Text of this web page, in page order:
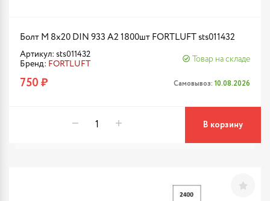
Болт М 8х20 DIN 933 A2 1800шт FORTLUFT sts011432
Артикул: sts011432
Бренд: FORTLUFT
Товар на складе
750 ₽ Самовывоз: 10.08.2026
В корзину